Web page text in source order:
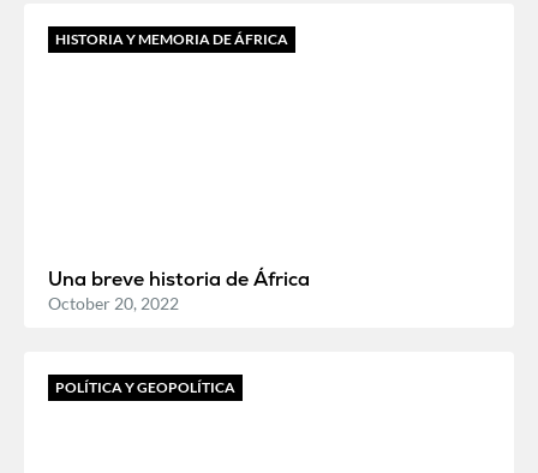
HISTORIA Y MEMORIA DE ÁFRICA
Una breve historia de África
October 20, 2022
POLÍTICA Y GEOPOLÍTICA